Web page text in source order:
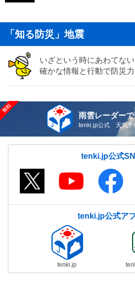
「知る防災」地震
いざという時にあわてな
確かな情報と行動で防災
雨雲レーダーで
tenki.jp公式 天気予
tenki.jp公式
tenki.jp公式ア
tenki.jp